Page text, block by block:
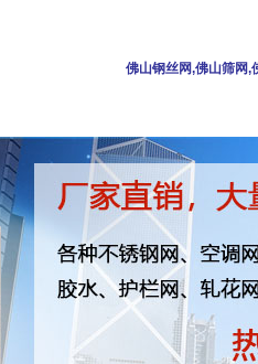
佛山钢丝网,佛山筛网,